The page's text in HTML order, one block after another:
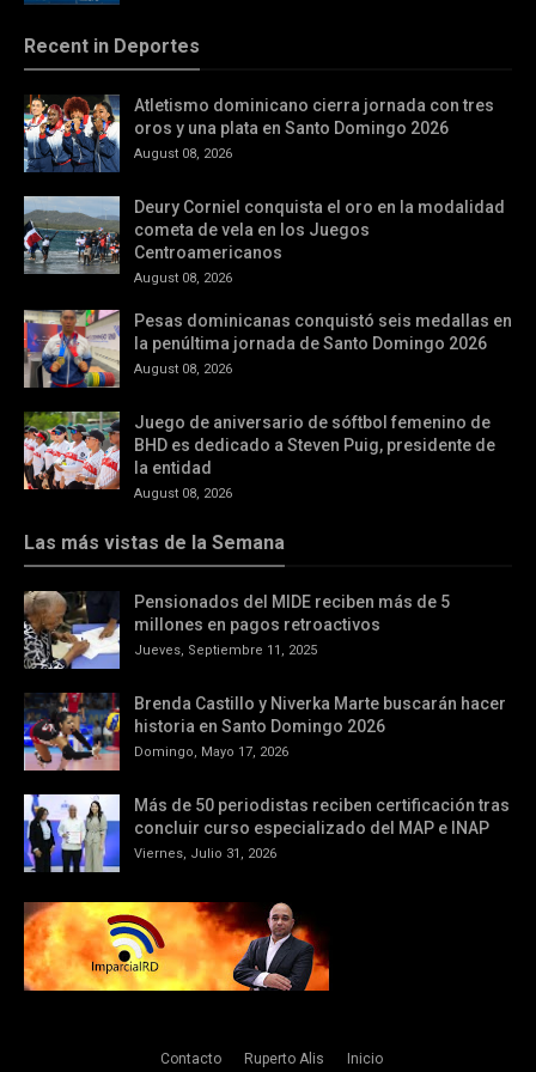
Recent in Deportes
Atletismo dominicano cierra jornada con tres
oros y una plata en Santo Domingo 2026
August 08, 2026
Deury Corniel conquista el oro en la modalidad
cometa de vela en los Juegos
Centroamericanos
August 08, 2026
Pesas dominicanas conquistó seis medallas en
la penúltima jornada de Santo Domingo 2026
August 08, 2026
Juego de aniversario de sóftbol femenino de
BHD es dedicado a Steven Puig, presidente de
la entidad
August 08, 2026
Las más vistas de la Semana
Pensionados del MIDE reciben más de 5
millones en pagos retroactivos
Jueves, Septiembre 11, 2025
Brenda Castillo y Niverka Marte buscarán hacer
historia en Santo Domingo 2026
Domingo, Mayo 17, 2026
Más de 50 periodistas reciben certificación tras
concluir curso especializado del MAP e INAP
Viernes, Julio 31, 2026
Contacto Ruperto Alis Inicio